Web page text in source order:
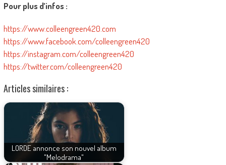
Pour plus d’infos :
https://www.colleengreen420.com
https://www.facebook.com/colleengreen420
https://instagram.com/colleengreen420
https://twitter.com/colleengreen420
Articles similaires :
LORDE annonce son nouvel album
"Melodrama"